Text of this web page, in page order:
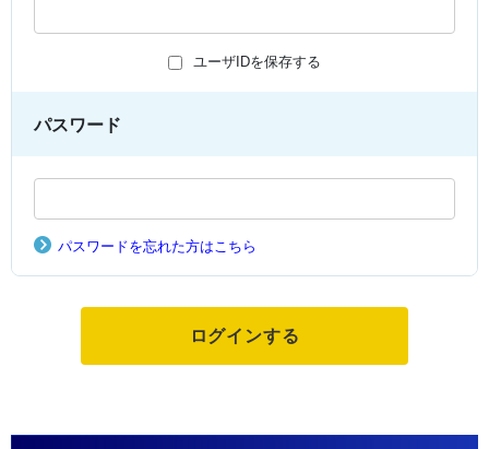
ユーザIDを保存する
パスワード
パスワードを忘れた方はこちら